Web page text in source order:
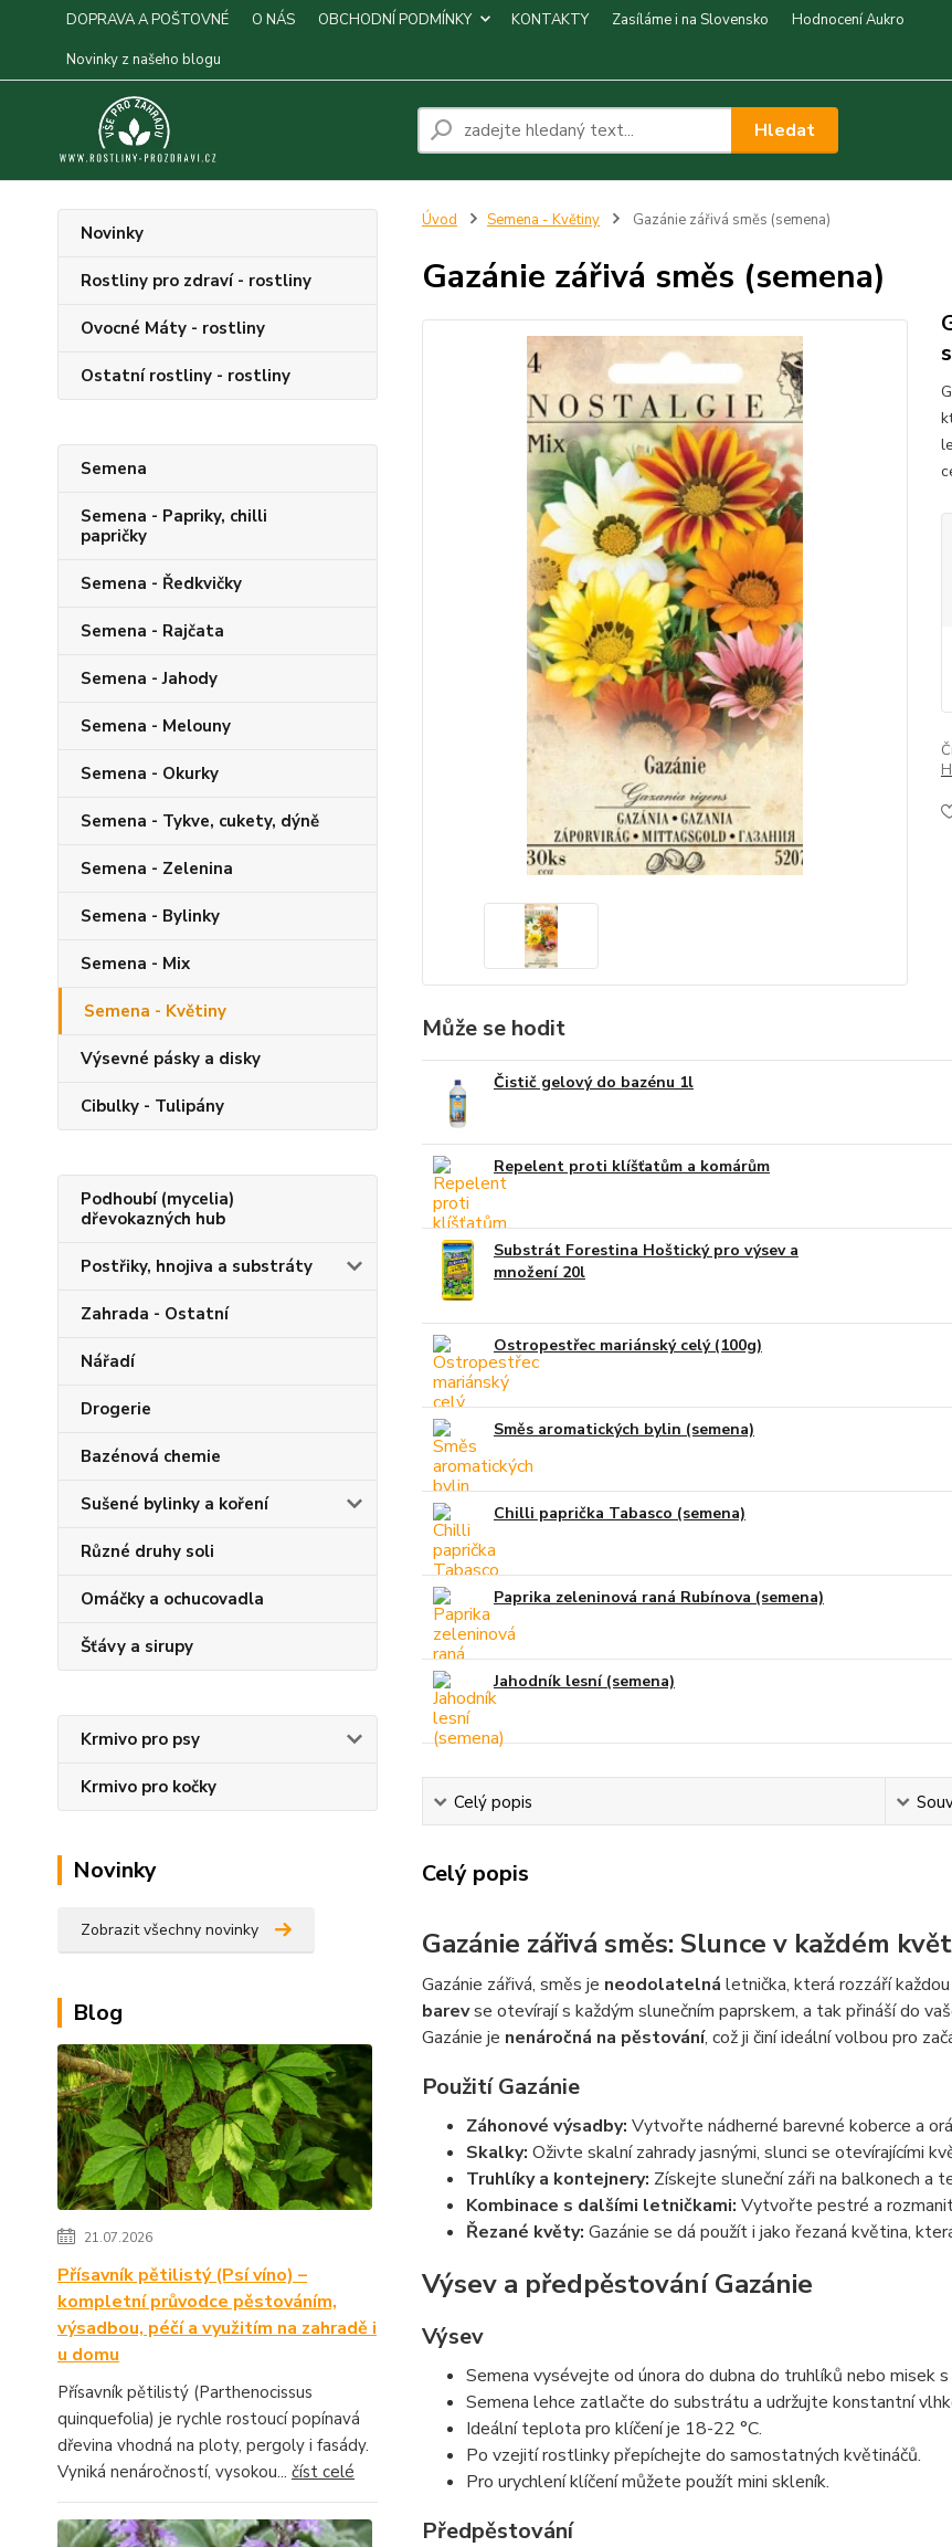
DOPRAVA A POŠTOVNÉ O NÁS OBCHODNÍ PODMÍNKY KONTAKTY Zasíláme i na Slovensko
Hodnocení Aukro
Novinky z našeho blogu
Hledat
Novinky
Rostliny pro zdraví - rostliny
Ovocné Máty - rostliny
Ostatní rostliny - rostliny
Semena
Semena - Papriky, chilli
papričky
Semena - Ředkvičky
Semena - Rajčata
Semena - Jahody
Semena - Melouny
Semena - Okurky
Semena - Tykve, cukety, dýně
Semena - Zelenina
Semena - Bylinky
Semena - Mix
Semena - Květiny
Výsevné pásky a disky
Cibulky - Tulipány
Podhoubí (mycelia)
dřevokazných hub
Postřiky, hnojiva a substráty
Zahrada - Ostatní
Nářadí
Drogerie
Bazénová chemie
Sušené bylinky a koření
Různé druhy soli
Omáčky a ochucovadla
Šťávy a sirupy
Krmivo pro psy
Krmivo pro kočky
Novinky
Zobrazit všechny novinky
Blog
21.07.2026
Přísavník pětilistý (Psí víno) –
kompletní průvodce pěstováním,
výsadbou, péčí a využitím na zahradě i
u domu
Přísavník pětilistý (Parthenocissus
quinquefolia) je rychle rostoucí popínavá
dřevina vhodná na ploty, pergoly i fasády.
Vyniká nenáročností, vysokou... číst celé
Úvod Semena - Květiny Gazánie zářivá směs (semena)
Gazánie zářivá směs (semena)
Může se hodit
Čistič gelový do bazénu 1l
Repelent proti klíšťatům a komárům
Substrát Forestina Hoštický pro výsev a
množení 20l
Ostropestřec mariánský celý (100g)
Směs aromatických bylin (semena)
Chilli paprička Tabasco (semena)
Paprika zeleninová raná Rubínova (semena)
Jahodník lesní (semena)
Celý popis
Celý popis
Gazánie zářivá směs: Slunce v každém
Gazánie zářivá, směs je neodolatelná letnička, která rozzáří
barevse otevírají s každým slunečním paprskem, a tak přináší do
Gazánie je nenáročná na pěstování, což ji činí ideální volbou pro
Použití Gazánie
Záhonové výsadby: Vytvořte nádherné barevné koberce a
Skalky: Oživte skalní zahrady jasnými, slunci se otevírajícími
Truhlíky a kontejnery: Získejte sluneční záři na balkonech a
Kombinace s dalšími letničkami: Vytvořte pestré a
Řezané květy: Gazánie se dá použít i jako řezaná květina,
Výsev a předpěstování Gazánie
Výsev
Semena vysévejte od února do dubna do truhlíků nebo misek
Semena lehce zatlačte do substrátu a udržujte konstantní
Ideální teplota pro klíčení je 18-22 °C.
Po vzejití rostlinky přepíchejte do samostatných květináčů.
Pro urychlení klíčení můžete použít mini skleník.
Předpěstování